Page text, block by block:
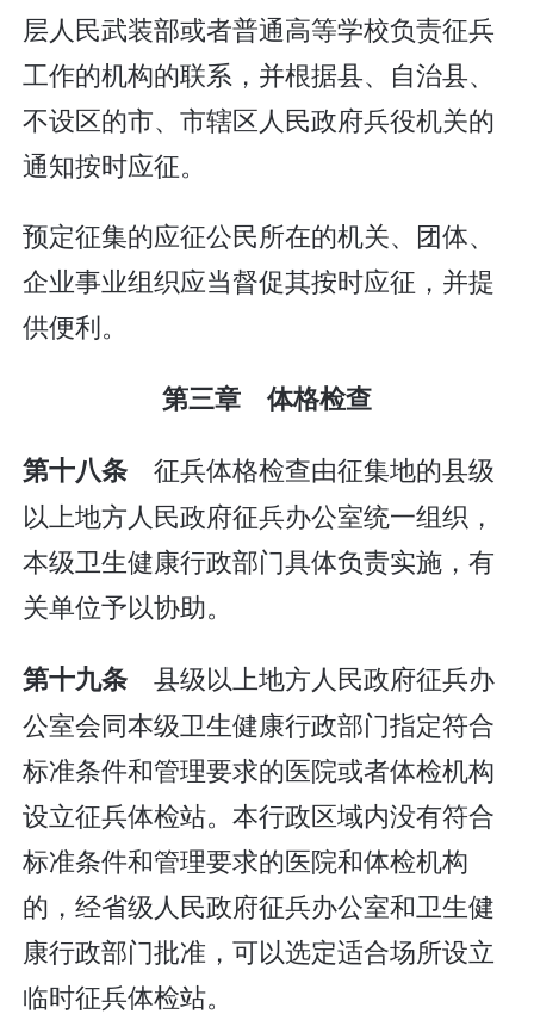
层人民武装部或者普通高等学校负责征兵
工作的机构的联系，并根据县、自治县、
不设区的市、市辖区人民政府兵役机关的
通知按时应征。
预定征集的应征公民所在的机关、团体、
企业事业组织应当督促其按时应征，并提
供便利。
第三章 体格检查
第十八条 征兵体格检查由征集地的县级
以上地方人民政府征兵办公室统一组织，
本级卫生健康行政部门具体负责实施，有
关单位予以协助。
第十九条 县级以上地方人民政府征兵办
公室会同本级卫生健康行政部门指定符合
标准条件和管理要求的医院或者体检机构
设立征兵体检站。本行政区域内没有符合
标准条件和管理要求的医院和体检机构
的，经省级人民政府征兵办公室和卫生健
康行政部门批准，可以选定适合场所设立
临时征兵体检站。